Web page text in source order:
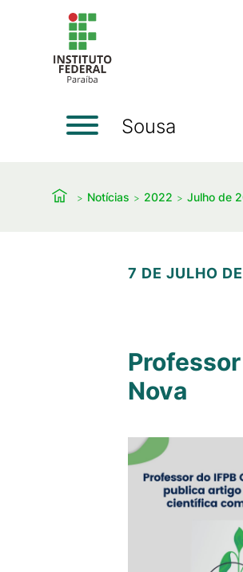
Sousa
Notícias 2022 Julho de
7 DE JULHO
Nova